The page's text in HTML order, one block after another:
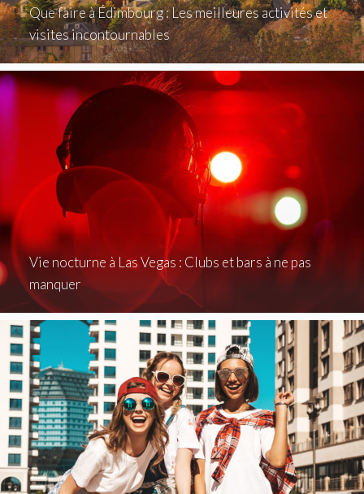
Que faire à Édimbourg : Les meilleures activités et
visites incontournables
Vie nocturne à Las Vegas : Clubs et bars à ne pas
manquer